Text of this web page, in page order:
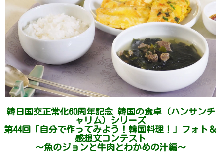
韓日国交正常化60周年記念 韓国の食卓（ハンサンチ
ャリム）シリーズ
第44回「自分で作ってみよう！韓国料理！」フォト＆
感想文コンテスト
～魚のジョンと牛肉とわかめの汁編～